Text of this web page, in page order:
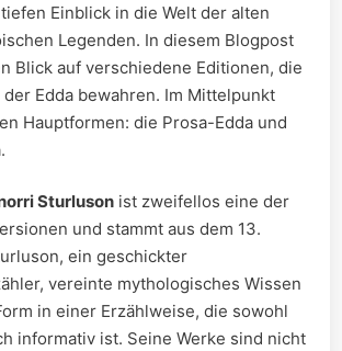
Einblick in die Welt der alten
Legenden. In diesem Blogpost
Blick auf verschiedene Editionen, die
Edda bewahren. Im Mittelpunkt
Hauptformen: die Prosa-Edda und
Sturluson ist zweifellos eine der
und stammt aus dem 13.
ein geschickter
vereinte mythologisches Wissen
in einer Erzählweise, die sowohl
informativ ist. Seine Werke sind nicht